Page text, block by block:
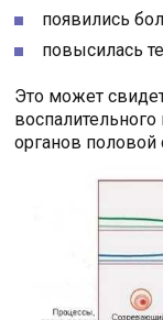
появились
повысилась
Это может
органов половой